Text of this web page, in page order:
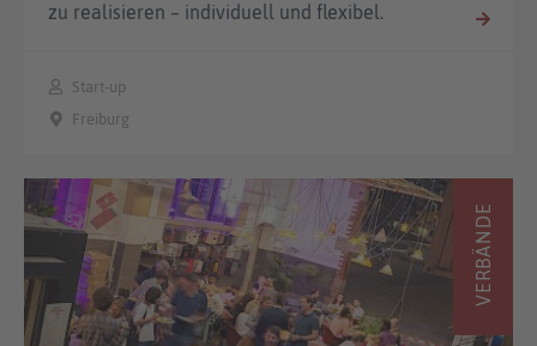
zu realisieren – individuell und flexibel.
Start-up
Freiburg
VERBÄNDE